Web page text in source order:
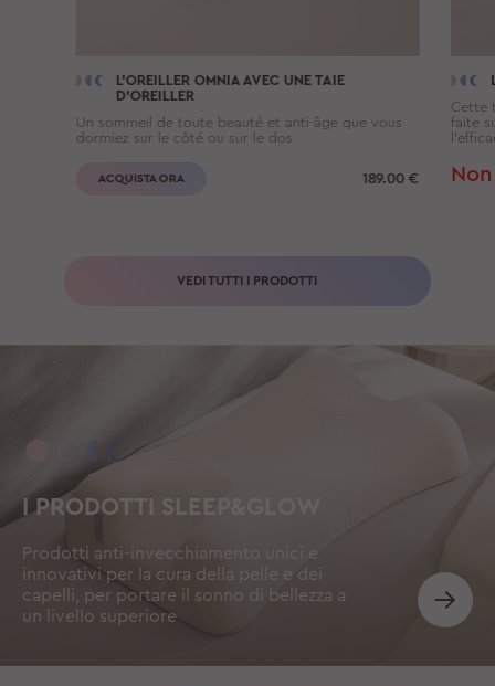
L'OREILLER OMNIAAVEC UNE TAIE
D'OREILLER
Un sommeil de toute beauté et anti-âge que vous
dormiez sur le côté ou sur le dos
ACQUISTA ORA 189.00 €
Cette
faite
VEDI TUTTI I PRODOTTI
I PRODOTTI SLEEP&GLOW
Prodotti anti-invecchiamento unici e
innovativi per la cura della pelle e dei
capelli, per portare il sonno di bellezza a
un livello superiore